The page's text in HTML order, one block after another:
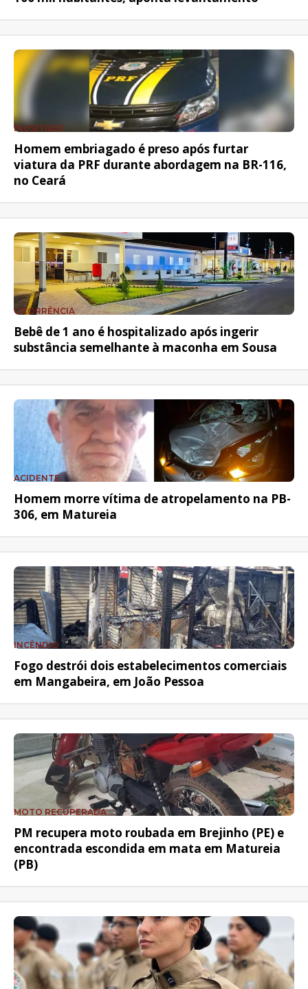
INUSITADO
Homem embriagado é preso após furtar
viatura da PRF durante abordagem na BR-116,
no Ceará
OCORRÊNCIA
Bebê de 1 ano é hospitalizado após ingerir
substância semelhante à maconha em Sousa
ACIDENTE
Homem morre vítima de atropelamento na PB-
306, em Matureia
INCÊNDIO
Fogo destrói dois estabelecimentos comerciais
em Mangabeira, em João Pessoa
MOTO RECUPERADA
PM recupera moto roubada em Brejinho (PE) e
encontrada escondida em mata em Matureia
(PB)